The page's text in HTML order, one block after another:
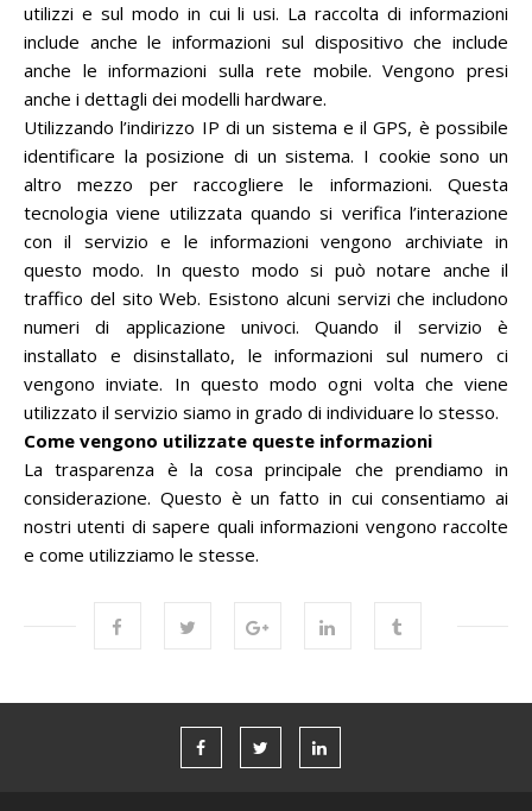
utilizzi e sul modo in cui li usi. La raccolta di informazioni
include anche le informazioni sul dispositivo che include
anche le informazioni sulla rete mobile. Vengono presi
anche i dettagli dei modelli hardware.
Utilizzando l’indirizzo IP di un sistema e il GPS, è possibile
identificare la posizione di un sistema. I cookie sono un
altro mezzo per raccogliere le informazioni. Questa
tecnologia viene utilizzata quando si verifica l’interazione
con il servizio e le informazioni vengono archiviate in
questo modo. In questo modo si può notare anche il
traffico del sito Web. Esistono alcuni servizi che includono
numeri di applicazione univoci. Quando il servizio è
installato e disinstallato, le informazioni sul numero ci
vengono inviate. In questo modo ogni volta che viene
utilizzato il servizio siamo in grado di individuare lo stesso.
Come vengono utilizzate queste informazioni
La trasparenza è la cosa principale che prendiamo in
considerazione. Questo è un fatto in cui consentiamo ai
nostri utenti di sapere quali informazioni vengono raccolte
e come utilizziamo le stesse.